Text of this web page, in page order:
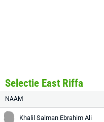
Selectie East Riffa
NAAM
Khalil Salman Ebrahim Ali